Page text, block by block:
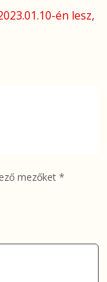
én lesz,
mezőket *